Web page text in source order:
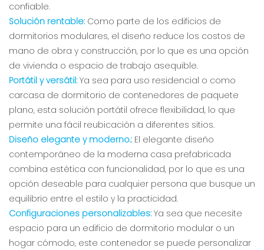
confiable.
Solución rentable: Como parte de los edificios de
dormitorios modulares, el diseño reduce los costos de
mano de obra y construcción, por lo que es una opción
de vivienda o espacio de trabajo asequible.
Portátil y versátil: Ya sea para uso residencial o como
carcasa de dormitorio de contenedores de paquete
plano, esta solución portátil ofrece flexibilidad, lo que
permite una fácil reubicación a diferentes sitios.
Diseño elegante y moderno.: El elegante diseño
contemporáneo de la moderna casa prefabricada
combina estética con funcionalidad, por lo que es una
opción deseable para cualquier persona que busque un
equilibrio entre el estilo y la practicidad.
Configuraciones personalizables: Ya sea que necesite
espacio para un edificio de dormitorio modular o un
hogar cómodo, este contenedor se puede personalizar